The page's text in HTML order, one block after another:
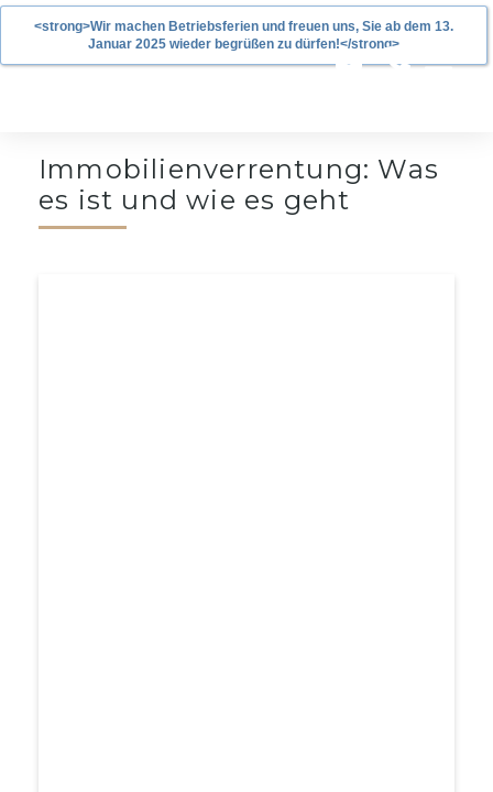
Immobilienverrentung: Was
es ist und wie es geht
<strong>Wir machen Betriebsferien und freuen uns, Sie ab dem 13.
Januar 2025 wieder begrüßen zu dürfen!</strong>